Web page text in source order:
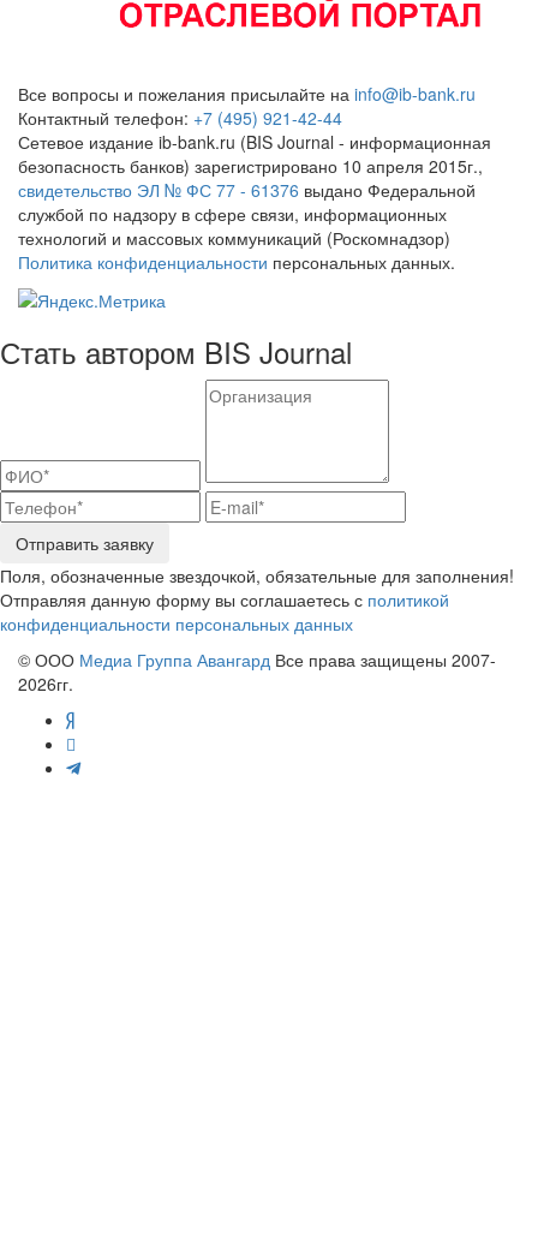
Все вопросы и пожелания присылайте на info@ib-bank.ru
Контактный телефон: +7 (495) 921-42-44
Сетевое издание ib-bank.ru (BIS Journal - информационная
безопасность банков) зарегистрировано 10 апреля 2015г.,
свидетельство ЭЛ № ФС 77 - 61376 выдано Федеральной
службой по надзору в сфере связи, информационных
технологий и массовых коммуникаций (Роскомнадзор)
Политика конфиденциальности персональных данных.
Стать автором BIS Journal
Отправить заявку
Поля, обозначенные звездочкой, обязательные для заполнения!
Отправляя данную форму вы соглашаетесь с политикой
конфиденциальности персональных данных
© ООО Медиа Группа Авангард Все права защищены 2007-
2026гг.